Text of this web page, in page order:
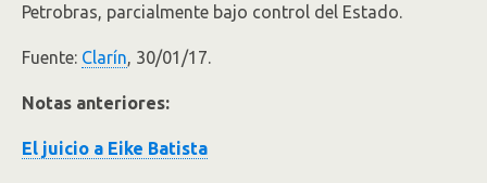
Petrobras, parcialmente bajo control del Estado.
Fuente: Clarín, 30/01/17.
Notas anteriores:
El juicio a Eike Batista